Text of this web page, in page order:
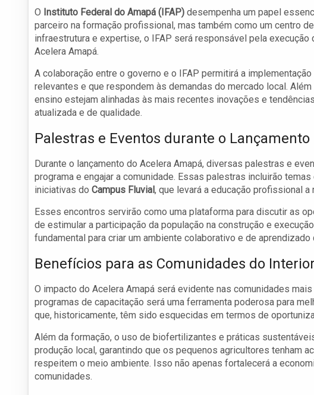
O Instituto Federal do Amapá (IFAP) desempenha um papel
parceiro na formação profissional, mas também como um centro
infraestrutura e expertise, o IFAP será responsável pela
Acelera Amapá.
A colaboração entre o governo e o IFAP permitirá a
relevantes e que respondem às demandas do mercado local.
ensino estejam alinhadas às mais recentes inovações e
atualizada e de qualidade.
Palestras e Eventos durante o Lançamento
Durante o lançamento do Acelera Amapá, diversas palestras e
programa e engajar a comunidade. Essas palestras incluirão temas
iniciativas do Campus Fluvial , que levará a educação profissional
Esses encontros servirão como uma plataforma para discutir as
de estimular a participação da população na construção e
fundamental para criar um ambiente colaborativo e de aprendizado
Benefícios para as Comunidades do Interior
O impacto do Acelera Amapá será evidente nas comunidades
programas de capacitação será uma ferramenta poderosa para
que, historicamente, têm sido esquecidas em termos de
Além da formação, o uso de biofertilizantes e práticas
produção local, garantindo que os pequenos agricultores tenham
respeitem o meio ambiente. Isso não apenas fortalecerá a
comunidades.